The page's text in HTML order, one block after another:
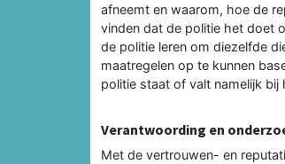
afneemt en waarom, hoe de
vinden dat de politie het doet
de politie leren om diezelfde
maatregelen op te kunnen
politie staat of valt namelijk
Verantwoording en
Met de vertrouwen- en